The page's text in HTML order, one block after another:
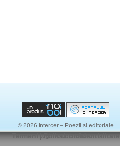
© 2026 Intercer – Poezii si editoriale
Login / Administrare
Termeni|Polita confidentialitate